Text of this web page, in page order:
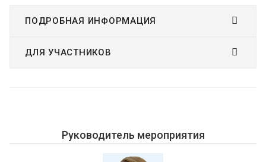
ПОДРОБНАЯ ИНФОРМАЦИЯ
ДЛЯ УЧАСТНИКОВ
Руководитель мероприятия